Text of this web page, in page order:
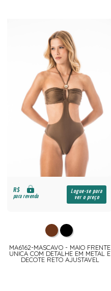
R$
para revenda
Logue-se para
ver o preço
MA6162-MASCAVO - MAIO FRENTE
UNICA COM DETALHE EM METAL E
DECOTE RETO AJUSTAVEL